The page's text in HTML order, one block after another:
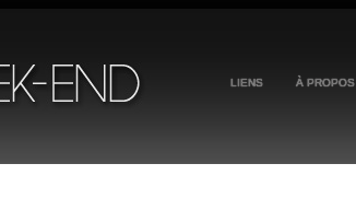
LIENS À PROPOS